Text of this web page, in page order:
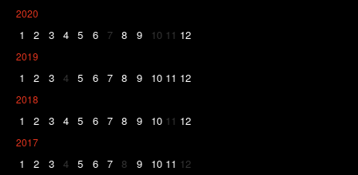
2020
1 2 3 4 5 6 7 8 9 10 11 12
2019
1 2 3 4 5 6 7 8 9 10 11 12
2018
1 2 3 4 5 6 7 8 9 10 11 12
2017
1 2 3 4 5 6 7 8 9 10 11 12